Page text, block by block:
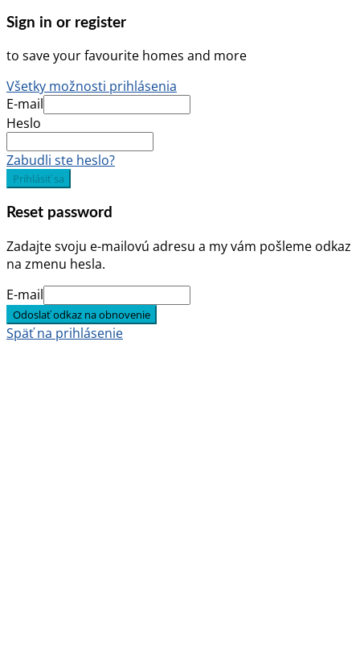
Sign in or register
to save your favourite homes and more
Všetky možnosti prihlásenia
E-mail
Heslo
Zabudli ste heslo?
Prihlásiť sa
Reset password
Zadajte svoju e-mailovú adresu a my vám pošleme odkaz
na zmenu hesla.
E-mail
Odoslať odkaz na obnovenie
Späť na prihlásenie